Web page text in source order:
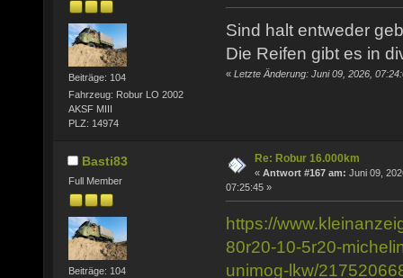
Beiträge: 104
Fahrzeug: Robur LO 2002
AKSF MIII
PLZ: 14974
Sind halt entweder
Die Reifen gibt es in
« Letzte Änderung: Juni 09, 2026,
Basti83
Full Member
Beiträge: 104
Re: Robur 16.000km
« Antwort #167 am: Juni 09,
07:25:45 »
https://
80r20-10-5r20-
unimog-lkw/